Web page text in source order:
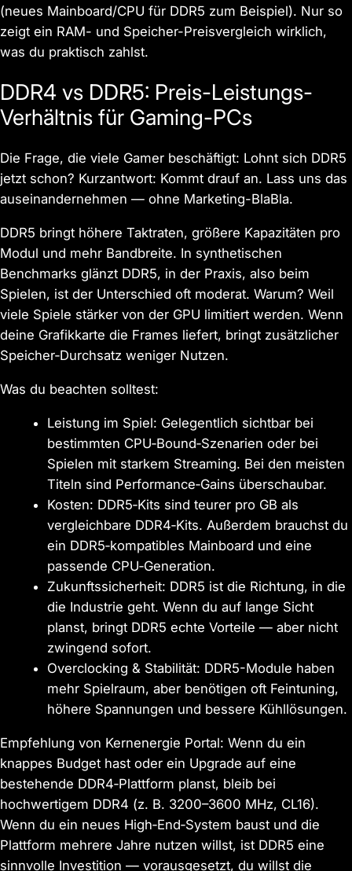
(neues Mainboard/CPU für DDR5 zum Beispiel). Nur so
zeigt ein RAM- und Speicher-Preisvergleich wirklich,
was du praktisch zahlst.
DDR4 vs DDR5: Preis-Leistungs-
Verhältnis für Gaming-PCs
Die Frage, die viele Gamer beschäftigt: Lohnt sich DDR5
jetzt schon? Kurzantwort: Kommt drauf an. Lass uns das
auseinandernehmen — ohne Marketing-BlaBla.
DDR5 bringt höhere Taktraten, größere Kapazitäten pro
Modul und mehr Bandbreite. In synthetischen
Benchmarks glänzt DDR5, in der Praxis, also beim
Spielen, ist der Unterschied oft moderat. Warum? Weil
viele Spiele stärker von der GPU limitiert werden. Wenn
deine Grafikkarte die Frames liefert, bringt zusätzlicher
Speicher‑Durchsatz weniger Nutzen.
Was du beachten solltest:
Leistung im Spiel: Gelegentlich sichtbar bei
bestimmten CPU‑Bound‑Szenarien oder bei
Spielen mit starkem Streaming. Bei den meisten
Titeln sind Performance‑Gains überschaubar.
Kosten: DDR5‑Kits sind teurer pro GB als
vergleichbare DDR4‑Kits. Außerdem brauchst du
ein DDR5‑kompatibles Mainboard und eine
passende CPU‑Generation.
Zukunftssicherheit: DDR5 ist die Richtung, in die
die Industrie geht. Wenn du auf lange Sicht
planst, bringt DDR5 echte Vorteile — aber nicht
zwingend sofort.
Overclocking & Stabilität: DDR5-Module haben
mehr Spielraum, aber benötigen oft Feintuning,
höhere Spannungen und bessere Kühllösungen.
Empfehlung von Kernenergie Portal: Wenn du ein
knappes Budget hast oder ein Upgrade auf eine
bestehende DDR4‑Plattform planst, bleib bei
hochwertigem DDR4 (z. B. 3200–3600 MHz, CL16).
Wenn du ein neues High‑End‑System baust und die
Plattform mehrere Jahre nutzen willst, ist DDR5 eine
sinnvolle Investition — vorausgesetzt, du willst die